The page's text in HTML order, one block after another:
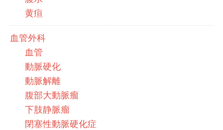
黄疸
血管外科
血管
動脈硬化
動脈解離
腹部大動脈瘤
下肢静脈瘤
閉塞性動脈硬化症